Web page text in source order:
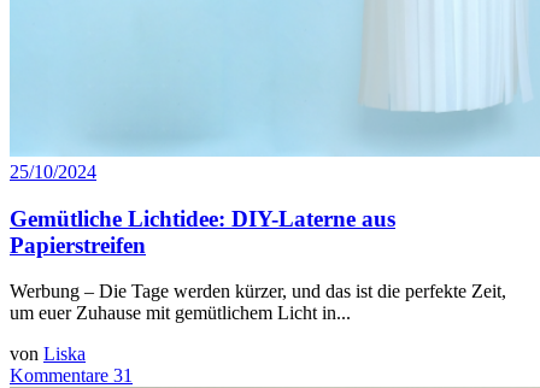
25/10/2024
Gemütliche Lichtidee: DIY-Laterne aus
Papierstreifen
Werbung – Die Tage werden kürzer, und das ist die perfekte Zeit,
um euer Zuhause mit gemütlichem Licht in...
von Liska
Kommentare 31